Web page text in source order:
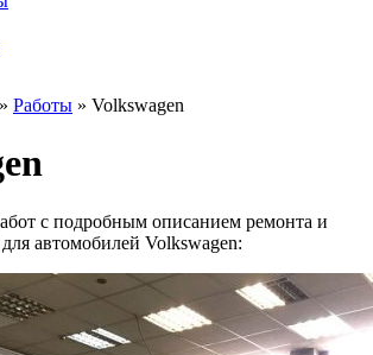
» Работы » Volkswagen
с подробным описанием ремонта и
автомобилей Volkswagen: